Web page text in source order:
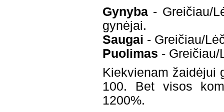
Gynyba - Greičiau/
gynėjai.
Saugai - Greičiau/
Puolimas - Greičiau/
Kiekvienam žaidėjui
100. Bet visos
1200%.